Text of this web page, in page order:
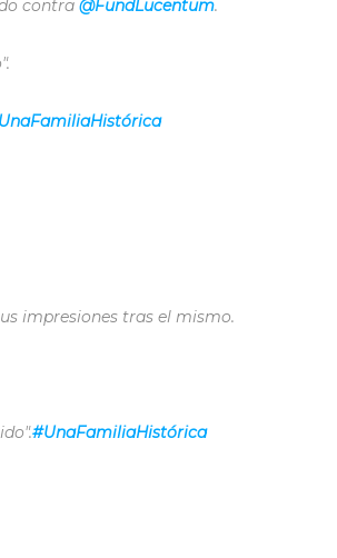
contra @FundLucentum.
impresiones tras el mismo.
#UnaFamiliaHistórica